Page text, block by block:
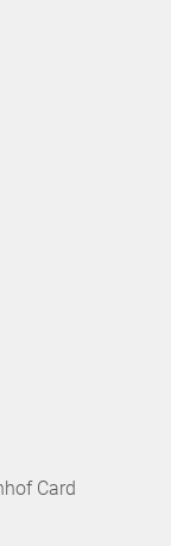
Card